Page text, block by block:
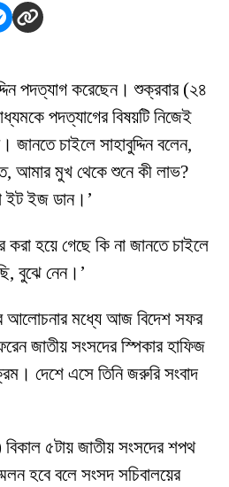
পদত্যাগ করেছেন। শুক্রবার (২৪
পদত্যাগের বিষয়টি নিজেই
জানতে চাইলে সাহাবুদ্দিন বলেন,
আমার মুখ থেকে শুনে কী লাভ?
ইজ ডান।’
করা হয়ে গেছে কি না জানতে চাইলে
বুঝে নেন।’
আলোচনার মধ্যে আজ বিদেশ সফর
জাতীয় সংসদের স্পিকার হাফিজ
দেশে এসে তিনি জরুরি সংবাদ
৫টায় জাতীয় সংসদের শপথ
হবে বলে সংসদ সচিবালয়ের